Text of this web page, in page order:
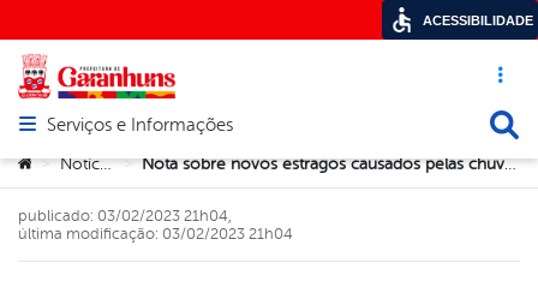
Acesso
Abrir menu principal de navegação
Serviços e Informações
Você está aqui:
> Notícias > Nota sobre novos estragos causados pelas chuvas em Garanhuns
publicado: 03/02/2023 21h04,
última modificação: 03/02/2023 21h04
ACESSIBILIDADE